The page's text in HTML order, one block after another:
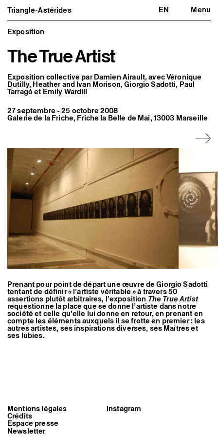
Triangle-Astérides EN Menu
Triangle-Astérides
Centre d’art contemporain
d’intérêt national
et résidence internationale d'artistes
Fermer
Présentation
Équipe et gouvernance
Partenaires et réseaux
Formation professionnelle
Rapports d'activité
Informations pratiques
Expositions
Événements
Programmation éditoriale
Médiation
Publics associés
Les Nouveaux Commanditaires
Artistes résident·es et associé·es
Résident·es
Artistes associé·es
Hors-les-murs
Ancien·nes résident·es et artistes associé·es
Exposition
The True Artist
Exposition collective par Damien Airault, avec Véronique
Dutilly, Heather and Ivan Morison, Giorgio Sadotti, Paul
Tarragó et Emily Wardill
27 septembre - 25 octobre 2008
Galerie de la Friche, Friche la Belle de Mai, 13003 Marseille
Prenant pour point de départ une œuvre de Giorgio Sadotti
tentant de définir « l’artiste véritable » à travers 50
assertions plutôt arbitraires, l’exposition The True Artist
requestionne la place que se donne l’artiste dans notre
société et celle qu’elle lui donne en retour, en prenant en
compte les éléments auxquels il se frotte en premier : les
autres artistes, ses inspirations diverses, ses Maîtres et
ses lubies.
Instagram
Mentions légales
Crédits
Espace presse
Newsletter